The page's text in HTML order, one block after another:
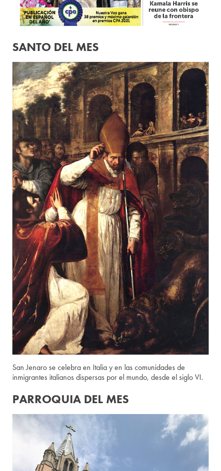
SANTO DEL MES
San Jenaro se celebra en Italia y en las comunidades de
inmigrantes italianos dispersas por el mundo, desde el siglo VI.
PARROQUIA DEL MES